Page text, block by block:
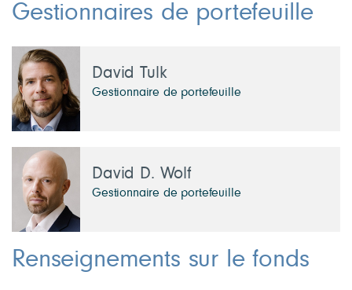
Gestionnaires de portefeuille
David Tulk
Gestionnaire de portefeuille
David D. Wolf
Gestionnaire de portefeuille
Renseignements sur le fonds